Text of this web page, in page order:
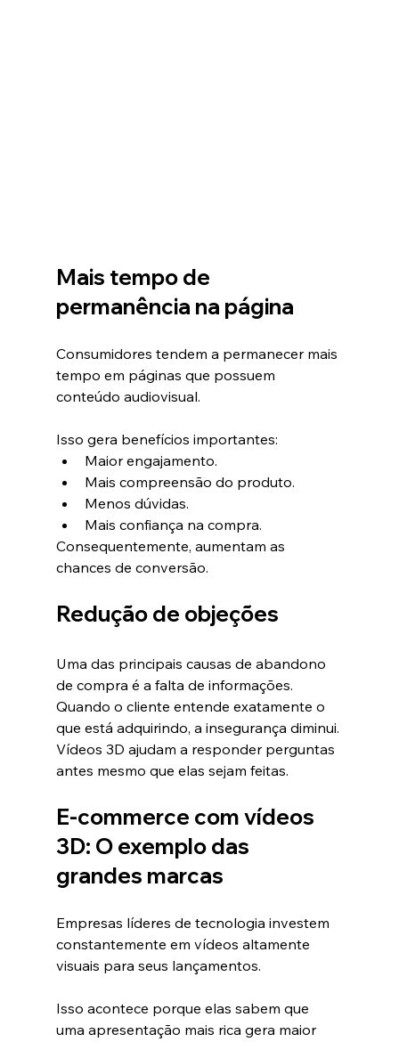
Mais tempo de
permanência na página
Consumidores tendem a permanecer mais
tempo em páginas que possuem
conteúdo audiovisual.
Isso gera benefícios importantes:
Maior engajamento.
Mais compreensão do produto.
Menos dúvidas.
Mais confiança na compra.
Consequentemente, aumentam as
chances de conversão.
Redução de objeções
Uma das principais causas de abandono
de compra é a falta de informações.
Quando o cliente entende exatamente o
que está adquirindo, a insegurança diminui.
Vídeos 3D ajudam a responder perguntas
antes mesmo que elas sejam feitas.
E-commerce com vídeos
3D: O exemplo das
grandes marcas
Empresas líderes de tecnologia investem
constantemente em vídeos altamente
visuais para seus lançamentos.
Isso acontece porque elas sabem que
uma apresentação mais rica gera maior